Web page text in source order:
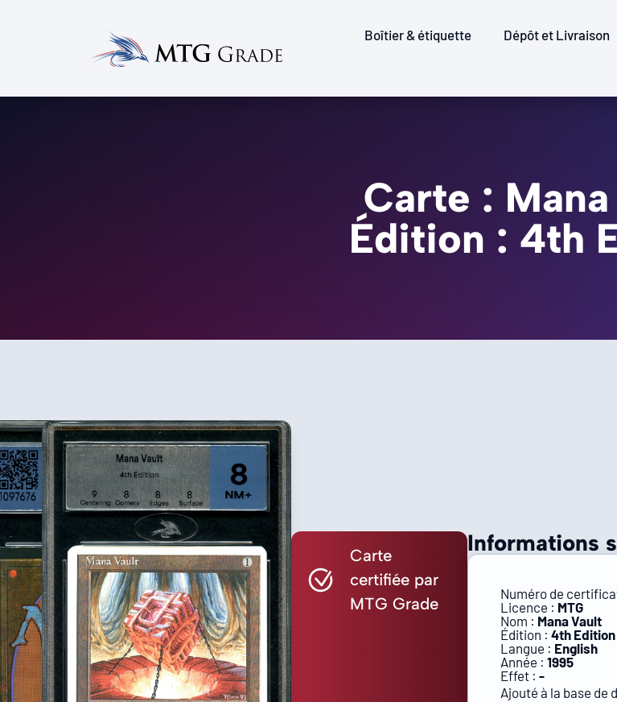
Boîtier & étiquette Dépôt et Livraison
Carte :
Édition : 4th
Carte
certifiée par
MTG Grade
Informations
Numéro de
Licence : MTG
Nom : Mana Vault
Édition :4th Edition
Langue : English
Année :1995
Effet :-
Ajouté à la base de